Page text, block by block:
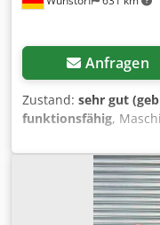
Anfragen
Zustand: sehr gut
funktionsfähig,
,
Hubhöhe:750 mm,
Batteriekapazität:150
Gabellänge:1’150 mm
(nicht kreidend),